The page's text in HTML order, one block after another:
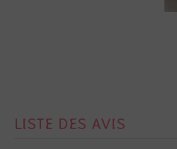
LISTE DES AVIS